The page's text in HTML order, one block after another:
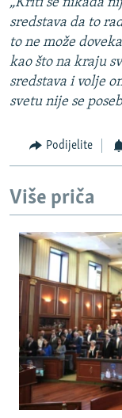
„Kriti se nikada
sredstava da to
to ne može
kao što na kraju
sredstava i volje
svetu nije se
Podijelite
Više priča